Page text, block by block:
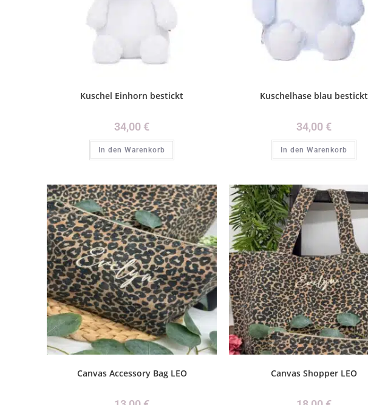
Kuschel Einhorn bestickt
34,00 €
In den Warenkorb
Kuschelhase blau bestickt
34,00 €
In den Warenkorb
Canvas Accessory Bag LEO Canvas Shopper LEO